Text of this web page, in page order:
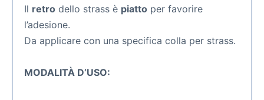
Il retro dello strass è piatto per favorire
l’adesione.
Da applicare con una specifica colla per strass.
MODALITÀ D’USO: